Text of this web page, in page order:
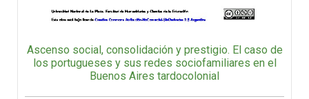
Ascenso social, consolidación y prestigio. El caso de
los portugueses y sus redes sociofamiliares en el
Buenos Aires tardocolonial